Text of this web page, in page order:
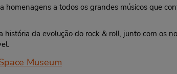
homenagens a todos os grandes músicos que
história da evolução do rock & roll, junto com os
Museum